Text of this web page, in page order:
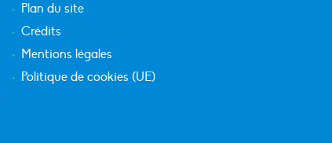
Plan du site
Crédits
Mentions légales
Politique de cookies (UE)